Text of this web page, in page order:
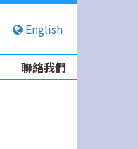
English
聯絡我們